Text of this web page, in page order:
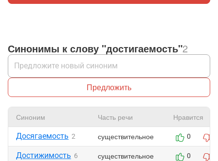
Синонимы к слову "достигаемость"2
Предложить
Синоним Часть речи Нравится
Досягаемость 2 существительное 0
Достижимость 6 существительное 0